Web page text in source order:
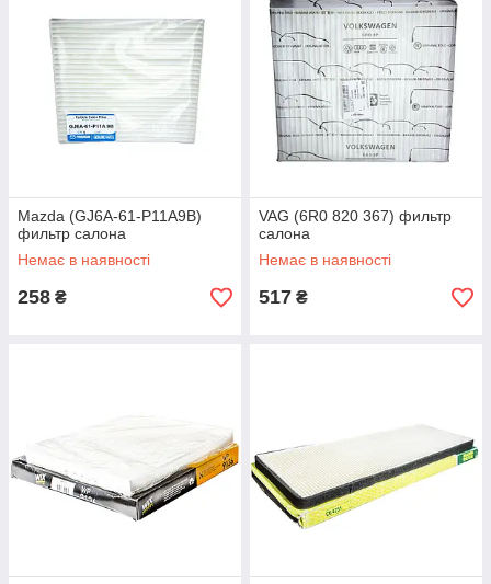
Mazda (GJ6A-61-P11A9B)
фильтр салона
Немає в наявності
258 ₴
VAG (6R0 820 367) фильтр
салона
Немає в наявності
517 ₴